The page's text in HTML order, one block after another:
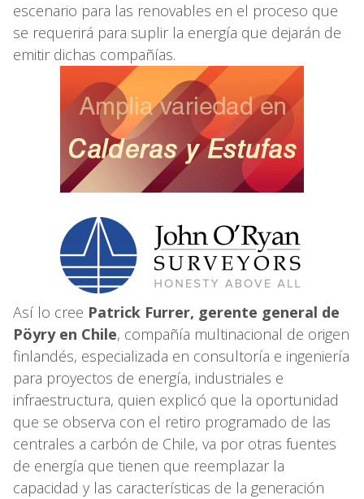
escenario para las renovables en el proceso que
se requerirá para suplir la energía que dejarán de
emitir dichas compañías.
Así lo cree Patrick Furrer, gerente general de
Pöyry en Chile, compañía multinacional de origen
finlandés, especializada en consultoría e ingeniería
para proyectos de energía, industriales e
infraestructura, quien explicó que la oportunidad
que se observa con el retiro programado de las
centrales a carbón de Chile, va por otras fuentes
de energía que tienen que reemplazar la
capacidad y las características de la generación